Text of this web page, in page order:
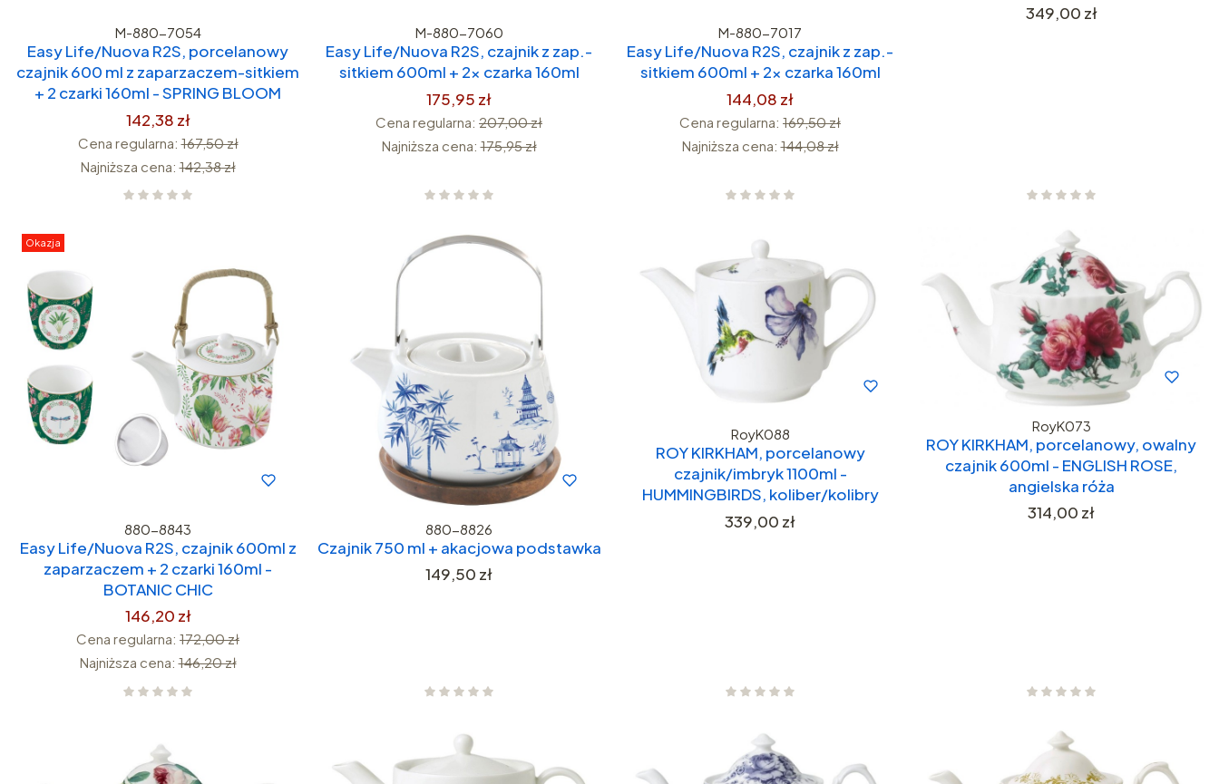
M-880-7054
Easy Life/Nuova R2S, porcelanowy
czajnik 600 ml z zaparzaczem-sitkiem
+ 2 czarki 160ml - SPRING BLOOM
142,38 zł
Cena regularna: 167,50 zł
Najniższa cena: 142,38 zł
M-880-7060
Easy Life/Nuova R2S, czajnik z zap.-
sitkiem 600ml + 2x czarka 160ml
175,95 zł
Cena regularna: 207,00 zł
Najniższa cena: 175,95 zł
M-880-7017
Easy Life/Nuova R2S, czajnik z zap.-
sitkiem 600ml + 2x czarka 160ml
144,08 zł
Cena regularna: 169,50 zł
Najniższa cena: 144,08 zł
Cena
349,00 zł
Okazja
880-8843
Easy Life/Nuova R2S, czajnik 600ml z
zaparzaczem + 2 czarki 160ml -
BOTANIC CHIC
146,20 zł
Cena regularna: 172,00 zł
Najniższa cena: 146,20 zł
880-8826
Czajnik 750 ml + akacjowa podstawka
Cena
149,50 zł
RoyK088
ROY KIRKHAM, porcelanowy
czajnik/imbryk 1100ml -
HUMMINGBIRDS, koliber/kolibry
Cena
339,00 zł
RoyK073
ROY KIRKHAM, porcelanowy, owalny
czajnik 600ml - ENGLISH ROSE,
angielska róża
Cena
314,00 zł